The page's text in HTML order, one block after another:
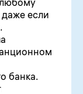
если
банка.